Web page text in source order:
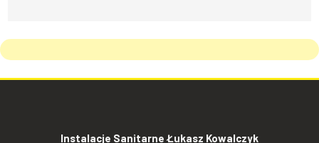
Instalacje Sanitarne Łukasz Kowalczyk